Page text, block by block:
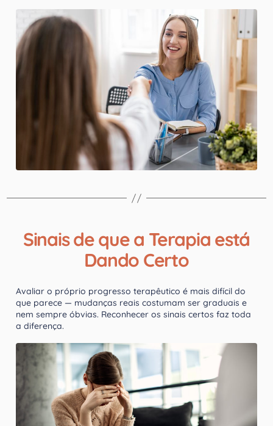
Sinais de que a Terapia está
Dando Certo
Avaliar o próprio progresso terapêutico é mais difícil do
que parece — mudanças reais costumam ser graduais e
nem sempre óbvias. Reconhecer os sinais certos faz toda
a diferença.